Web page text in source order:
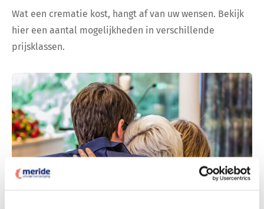
Wat een crematie kost, hangt af van uw wensen. Bekijk
hier een aantal mogelijkheden in verschillende
prijsklassen.
Bekijk tarieven voor crematie